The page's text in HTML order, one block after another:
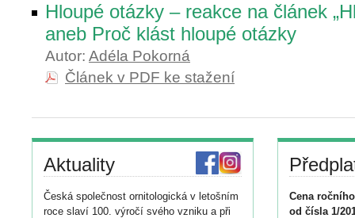
Hloupé otázky – reakce na článek
aneb Proč klást hloupé otázky
Autor: Adéla Pokorná
Článek v PDF ke stažení
Aktuality
Česká společnost ornitologická v letošním
roce slaví 100. výročí svého vzniku a při
Cena
od čísla 1/